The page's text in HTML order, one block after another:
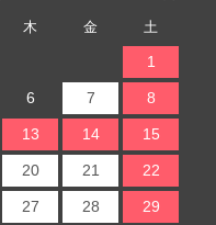
木 金 土
1
6 7 8
13 14 15
20 21 22
27 28 29